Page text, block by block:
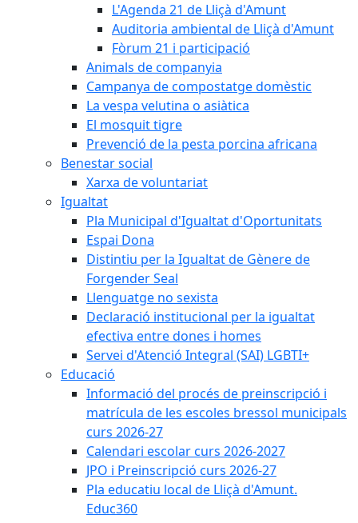
L'Agenda 21 de Lliçà d'Amunt
Auditoria ambiental de Lliçà d'Amunt
Fòrum 21 i participació
Animals de companyia
Campanya de compostatge domèstic
La vespa velutina o asiàtica
El mosquit tigre
Prevenció de la pesta porcina africana
Benestar social
Xarxa de voluntariat
Igualtat
Pla Municipal d'Igualtat d'Oportunitats
Espai Dona
Distintiu per la Igualtat de Gènere de
Forgender Seal
Llenguatge no sexista
Declaració institucional per la igualtat
efectiva entre dones i homes
Servei d'Atenció Integral (SAI) LGBTI+
Educació
Informació del procés de preinscripció i
matrícula de les escoles bressol municipals
curs 2026-27
Calendari escolar curs 2026-2027
JPO i Preinscripció curs 2026-27
Pla educatiu local de Lliçà d'Amunt.
Educ360